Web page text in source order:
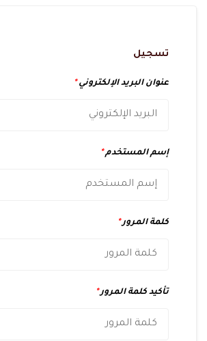
تسجيل
عنوان البريد الإلكتروني*
إسم المستخدم*
كلمة المرور*
تأكيد كلمة المرور*